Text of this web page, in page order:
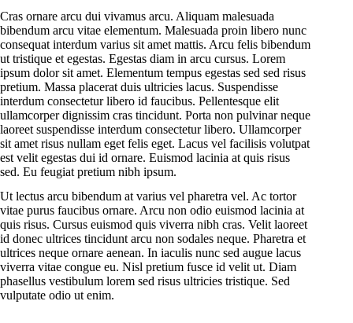
Cras ornare arcu dui vivamus arcu. Aliquam malesuada
bibendum arcu vitae elementum. Malesuada proin libero nunc
consequat interdum varius sit amet mattis. Arcu felis bibendum
ut tristique et egestas. Egestas diam in arcu cursus. Lorem
ipsum dolor sit amet. Elementum tempus egestas sed sed risus
pretium. Massa placerat duis ultricies lacus. Suspendisse
interdum consectetur libero id faucibus. Pellentesque elit
ullamcorper dignissim cras tincidunt. Porta non pulvinar neque
laoreet suspendisse interdum consectetur libero. Ullamcorper
sit amet risus nullam eget felis eget. Lacus vel facilisis volutpat
est velit egestas dui id ornare. Euismod lacinia at quis risus
sed. Eu feugiat pretium nibh ipsum.
Ut lectus arcu bibendum at varius vel pharetra vel. Ac tortor
vitae purus faucibus ornare. Arcu non odio euismod lacinia at
quis risus. Cursus euismod quis viverra nibh cras. Velit laoreet
id donec ultrices tincidunt arcu non sodales neque. Pharetra et
ultrices neque ornare aenean. In iaculis nunc sed augue lacus
viverra vitae congue eu. Nisl pretium fusce id velit ut. Diam
phasellus vestibulum lorem sed risus ultricies tristique. Sed
vulputate odio ut enim.